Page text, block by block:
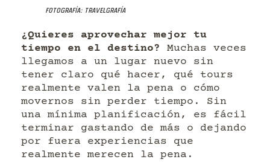
Fotografía: Travelgrafía
¿Quieres aprovechar mejor tu
tiempo en el destino? Muchas veces
llegamos a un lugar nuevo sin
tener claro qué hacer, qué tours
realmente valen la pena o cómo
movernos sin perder tiempo. Sin
una mínima planificación, es fácil
terminar gastando de más o dejando
por fuera experiencias que
realmente merecen la pena.